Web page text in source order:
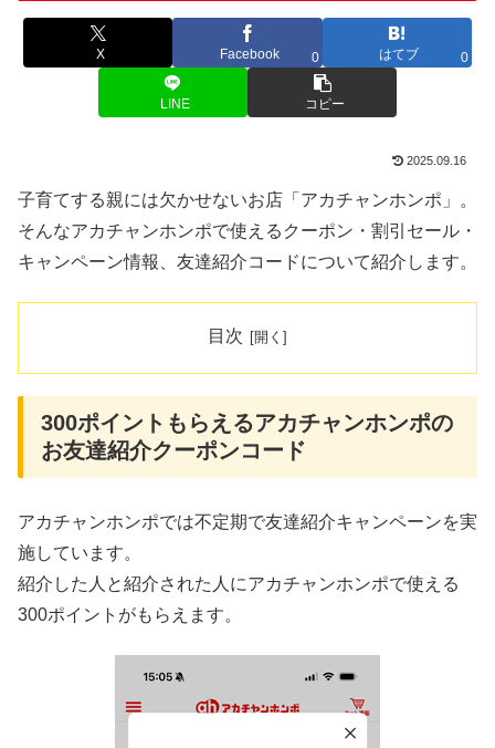
X Facebook 0 はてブ 0
LINE コピー
2025.09.16
子育てする親には欠かせないお店「アカチャンホンポ」。
そんなアカチャンホンポで使えるクーポン・割引セール・
キャンペーン情報、友達紹介コードについて紹介します。
目次
300ポイントもらえるアカチャンホンポの
お友達紹介クーポンコード
アカチャンホンポでは不定期で友達紹介キャンペーンを実
施しています。
紹介した人と紹介された人にアカチャンホンポで使える
300ポイントがもらえます。